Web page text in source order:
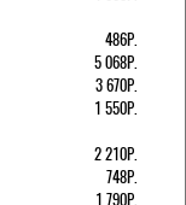
486Р.
5 068Р.
3 670Р.
1 550Р.
2 210Р.
748Р.
1 790Р.